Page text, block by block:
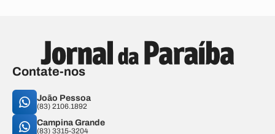
Contate-nos
João Pessoa
(83) 2106.1892
Campina Grande
(83) 3315-3204